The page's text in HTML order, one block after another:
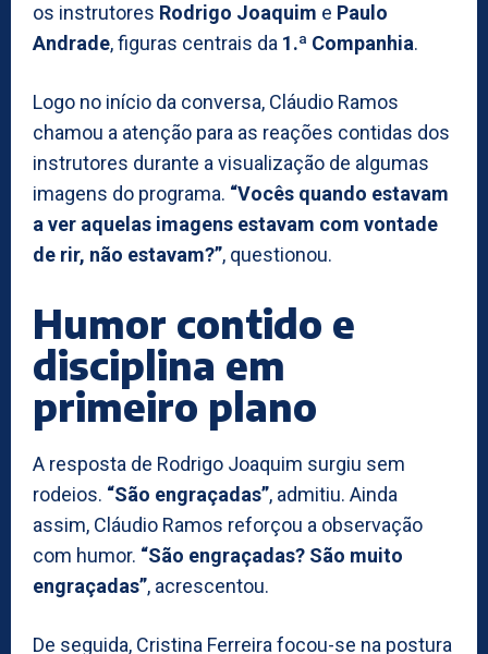
os instrutores Rodrigo Joaquim e Paulo
Andrade, figuras centrais da 1.ª Companhia.
Logo no início da conversa, Cláudio Ramos
chamou a atenção para as reações contidas dos
instrutores durante a visualização de algumas
imagens do programa. “Vocês quando estavam
a ver aquelas imagens estavam com vontade
de rir, não estavam?”, questionou.
Humor contido e
disciplina em
primeiro plano
A resposta de Rodrigo Joaquim surgiu sem
rodeios. “São engraçadas”, admitiu. Ainda
assim, Cláudio Ramos reforçou a observação
com humor. “São engraçadas? São muito
engraçadas”, acrescentou.
De seguida, Cristina Ferreira focou-se na postura